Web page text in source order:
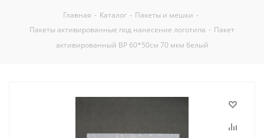
Главная - Каталог - Пакеты и мешки -
Пакеты активированные под нанесение логотипа - Пакет
активированный ВР 60*50см 70 мкм белый